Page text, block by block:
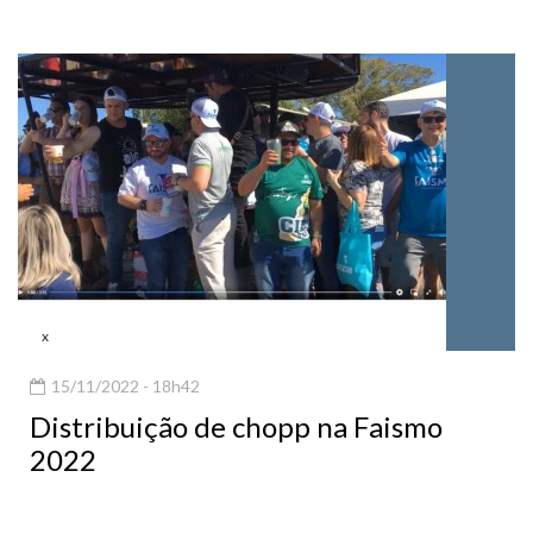
x
15/11/2022 - 18h42
Distribuição de chopp na Faismo
2022